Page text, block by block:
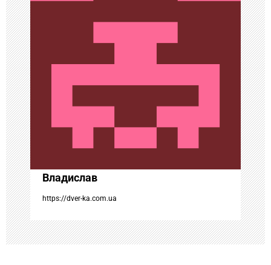
и
я
п
о
з
а
п
и
с
Владислав
https://dver-ka.com.ua